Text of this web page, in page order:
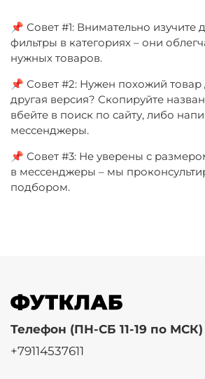
📌 Совет #1: Внимательно изучите
фильтры в категориях – они
нужных товаров.
📌 Совет #2: Нужен похожий товар
другая версия? Скопируйте
вбейте в поиск по сайту, либо
мессенджеры.
📌 Совет #3: Не уверены с
в мессенджеры – мы
подбором.
Телефон (ПН-СБ 11-19 по МСК)
+79114537611